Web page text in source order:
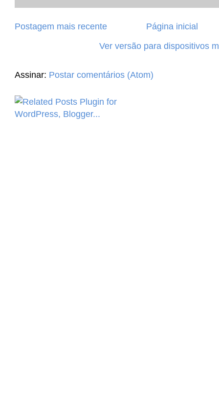
Postagem mais recente
Página inicial
Ver versão para dispositivos
Assinar: Postar comentários (Atom)